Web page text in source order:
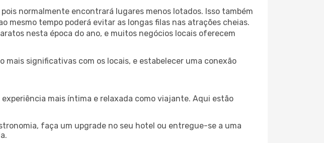
normalmente encontrará lugares menos lotados. Isso também
tempo poderá evitar as longas filas nas atrações cheias.
nesta época do ano, e muitos negócios locais oferecem
significativas com os locais, e estabelecer uma conexão
mais íntima e relaxada como viajante. Aqui estão
faça um upgrade no seu hotel ou entregue-se a uma